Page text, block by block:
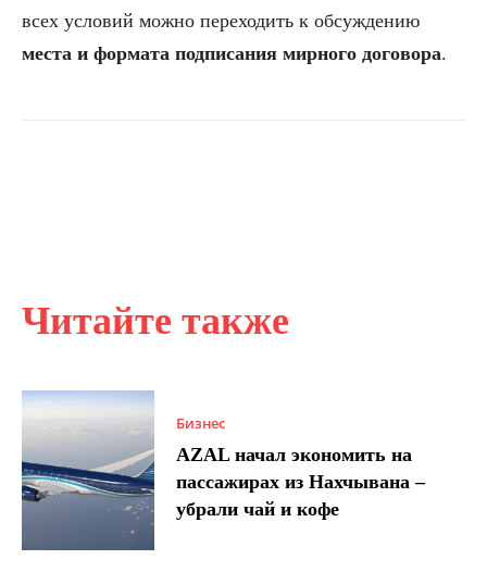
Читайте также
Бизнес
AZAL начал экономить на
пассажирах из Нахчывана –
убрали чай и кофе
всех условий можно переходить к обсуждению
места и формата подписания мирного договора.